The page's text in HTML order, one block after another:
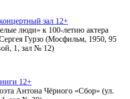
зал 12+
люди» к 100-летию актера
Гурзо (Мосфильм, 1950, 95
1, зал № 12)
12+
Антона Чёрного «Сбор» (ул.